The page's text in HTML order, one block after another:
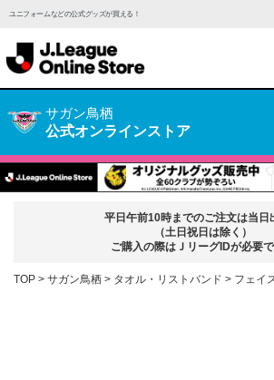
ユニフォームなどの公式グッズが買える！
サガン鳥栖
公式オンラインストア
平日午前10時までのご注文は当日
（土日祝日は除く）
ご購入の際はＪリーグIDが必要で
TOP サガン鳥栖 タオル・リストバンド フェイ